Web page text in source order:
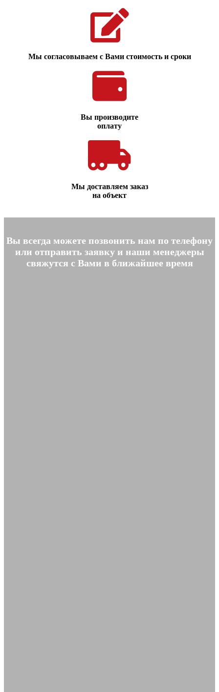
Мы согласовываем с Вами стоимость и сроки
Вы производите
оплату
Мы доставляем заказ
на объект
Вы всегда можете позвонить нам по телефону
или отправить заявку и наши менеджеры
свяжутся с Вами в ближайшее время